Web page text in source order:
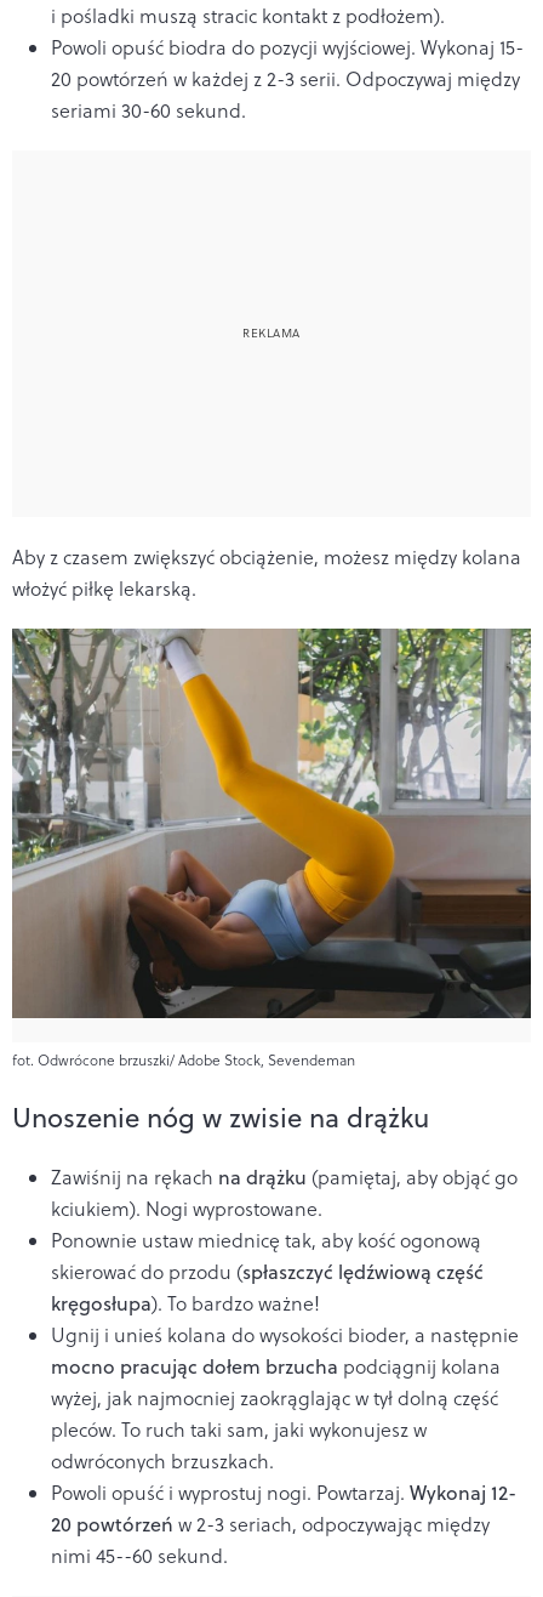
i pośladki muszą stracic kontakt z podłożem).
Powoli opuść biodra do pozycji wyjściowej. Wykonaj 15-
20 powtórzeń w każdej z 2-3 serii. Odpoczywaj między
seriami 30-60 sekund.
Aby z czasem zwiększyć obciążenie, możesz między kolana
włożyć piłkę lekarską.
fot. Odwrócone brzuszki/ Adobe Stock, Sevendeman
Unoszenie nóg w zwisie na drążku
Zawiśnij na rękach na drążku (pamiętaj, aby objąć go
kciukiem). Nogi wyprostowane.
Ponownie ustaw miednicę tak, aby kość ogonową
skierować do przodu (spłaszczyć lędźwiową część
kręgosłupa). To bardzo ważne!
Ugnij i unieś kolana do wysokości bioder, a następnie
mocno pracując dołem brzucha podciągnij kolana
wyżej, jak najmocniej zaokrąglając w tył dolną część
pleców. To ruch taki sam, jaki wykonujesz w
odwróconych brzuszkach.
Powoli opuść i wyprostuj nogi. Powtarzaj. Wykonaj 12-
20 powtórzeń w 2-3 seriach, odpoczywając między
nimi 45--60 sekund.